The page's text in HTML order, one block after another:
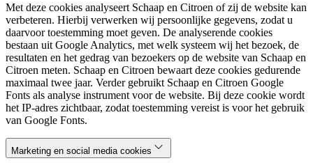
Met deze cookies analyseert Schaap en Citroen of zij de website kan
verbeteren. Hierbij verwerken wij persoonlijke gegevens, zodat u
daarvoor toestemming moet geven. De analyserende cookies
bestaan uit Google Analytics, met welk systeem wij het bezoek, de
resultaten en het gedrag van bezoekers op de website van Schaap en
Citroen meten. Schaap en Citroen bewaart deze cookies gedurende
maximaal twee jaar. Verder gebruikt Schaap en Citroen Google
Fonts als analyse instrument voor de website. Bij deze cookie wordt
het IP-adres zichtbaar, zodat toestemming vereist is voor het gebruik
van Google Fonts.
Marketing en social media cookies